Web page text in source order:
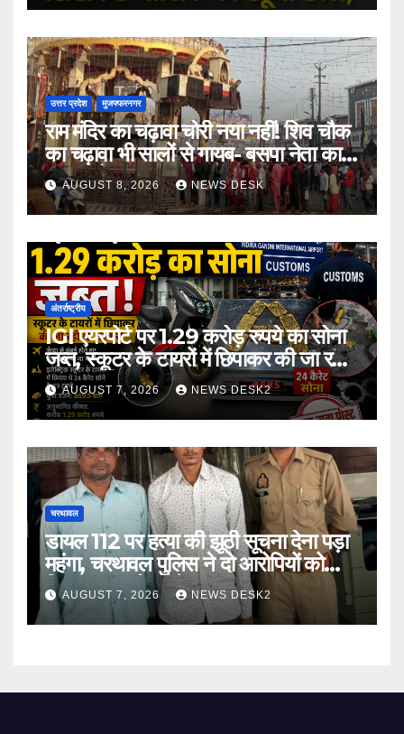
उत्तर प्रदेश मुजफ्फरनगर
राम मंदिर का चढ़ावा चोरी नया नहीं! शिव चौक
का चढ़ावा भी सालों से गायब- बसपा नेता का
बड़ा आरोप
AUGUST 8, 2026 NEWS DESK
अंतर्राष्ट्रीय
IGI एयरपोर्ट पर 1.29 करोड़ रुपये का सोना
जब्त, स्कूटर के टायरों में छिपाकर की जा रही
थी तस्करी
AUGUST 7, 2026 NEWS DESK2
चरथावल
डायल 112 पर हत्या की झूठी सूचना देना पड़ा
महंगा, चरथावल पुलिस ने दो आरोपियों को
गिरफ्तार कर भेजा जेल
AUGUST 7, 2026 NEWS DESK2